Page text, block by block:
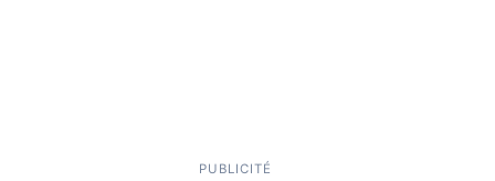
PUBLICITÉ